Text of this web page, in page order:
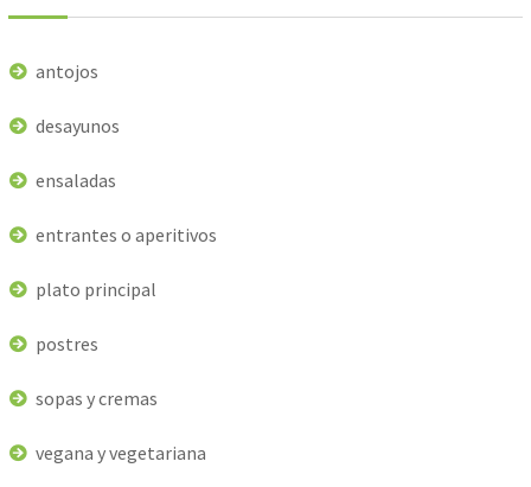
antojos
desayunos
ensaladas
entrantes o aperitivos
plato principal
postres
sopas y cremas
vegana y vegetariana